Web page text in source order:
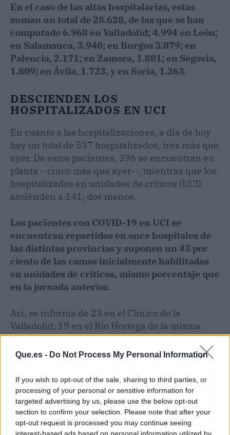
Que.es - Do Not Process My Personal Information
If you wish to opt-out of the sale, sharing to third parties, or
processing of your personal or sensitive information for
targeted advertising by us, please use the below opt-out
section to confirm your selection. Please note that after your
opt-out request is processed you may continue seeing
En el caso de las altas hospitalarias, estas
suman un total de 28.628, de las que se han
computado 6.968 en Valladolid; 4.994 en León;
en Salamanca, 3.940; en Burgos 3.879; en
Palencia, 2.171; en Zamora, 1.881; en Segovia,
1.809; en Ávila, 1.723, y en Soria, 1.263.
DESCIENDEN LOS
HOSPITALIZADOS EN UCI
En cuanto a las hospitalizaciones, a día de hoy
hay un total de 537 hospitalizados, tres más que
ayer. De estos pacientes, 396 se encuentran en
planta --cinco más que ayer--, mientras que los
hospitalizados en unidades de críticos (UCI)
ascienden a 141, dos menos.
Los pacientes con COVID-19 en UCI se
encuentran repartidos en once hospitales de
las distintas provincias y suponen un 43 por
ciento de las camas inicialmente habilitadas
en unidades de críticos, mismo porcentaje que
en la jornada anterior.
Así, se informa de 23 en el Clínico de la
Valladolid; 19 en el Río Hortega de la misma
ciudad; 18 en el Complejo Asistencial
Universitario de Burgos; 16 en el Complejo de
Salamanca; doce en los de León y Soria; cinco
en el de Zamora y en el Hospital de El Bierzo y
cuatro en Ávila.